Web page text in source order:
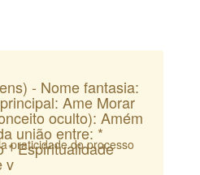
- Nome fantasia:
Ame Morar
oculto): Amém
união entre: *
* Espiritualidade
v
praticidade do processo